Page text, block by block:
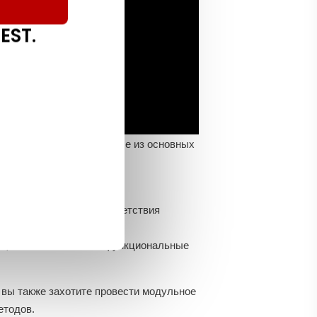
вот некоторые из основных
определения соответствия
что самые мелкие функциональные
также захотите провести модульное